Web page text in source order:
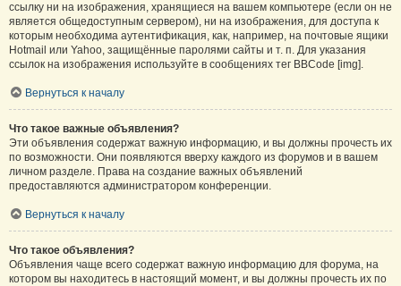
ссылку ни на изображения, хранящиеся на вашем компьютере (если он не
является общедоступным сервером), ни на изображения, для доступа к
которым необходима аутентификация, как, например, на почтовые ящики
Hotmail или Yahoo, защищённые паролями сайты и т. п. Для указания
ссылок на изображения используйте в сообщениях тег BBCode [img].
Вернуться к началу
Что такое важные объявления?
Эти объявления содержат важную информацию, и вы должны прочесть их
по возможности. Они появляются вверху каждого из форумов и в вашем
личном разделе. Права на создание важных объявлений
предоставляются администратором конференции.
Вернуться к началу
Что такое объявления?
Объявления чаще всего содержат важную информацию для форума, на
котором вы находитесь в настоящий момент, и вы должны прочесть их по